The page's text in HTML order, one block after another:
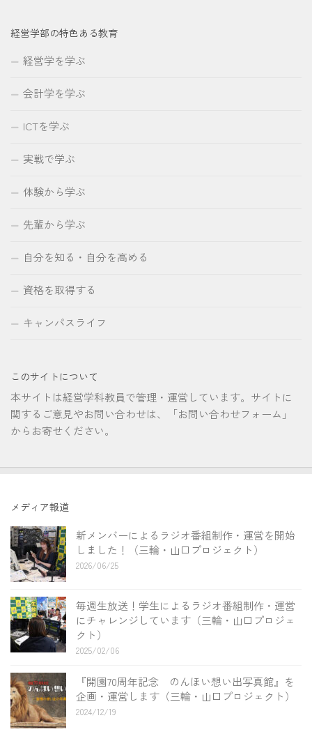
経営学部の特色ある教育
経営学を学ぶ
会計学を学ぶ
ICTを学ぶ
実戦で学ぶ
体験から学ぶ
先輩から学ぶ
自分を知る・自分を高める
資格を取得する
キャンパスライフ
このサイトについて
本サイトは経営学科教員で管理・運営しています。サイトに
関するご意見やお問い合わせは、「お問い合わせフォーム」
からお寄せください。
メディア報道
新メンバーによるラジオ番組制作・運営を開始
しました！（三輪・山口プロジェクト）
2026/06/25
毎週生放送！学生によるラジオ番組制作・運営
にチャレンジしています（三輪・山口プロジェ
クト）
2025/02/06
『開園70周年記念 のんほい想い出写真館』を
企画・運営します（三輪・山口プロジェクト）
2024/12/19